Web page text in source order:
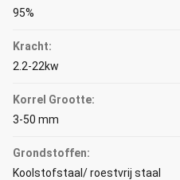
95%
Kracht:
2.2-22kw
Korrel Grootte:
3-50 mm
Grondstoffen:
Koolstofstaal/ roestvrij staal